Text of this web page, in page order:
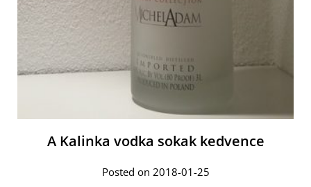
A Kalinka vodka sokak kedvence
Posted on 2018-01-25